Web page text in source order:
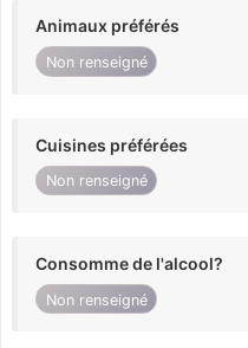
Animaux préférés
Non renseigné
Cuisines préférées
Non renseigné
Consomme de l'alcool?
Non renseigné